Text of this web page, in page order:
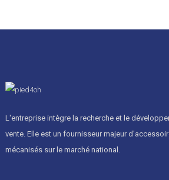
L'entreprise intègre la recherche et le
vente. Elle est un fournisseur majeur
mécanisés sur le marché national.